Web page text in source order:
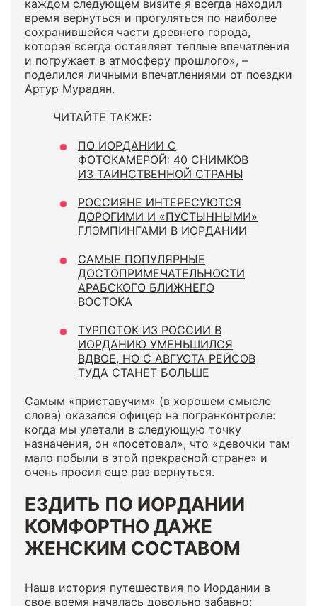
каждом следующем визите я всегда находил
время вернуться и прогуляться по наиболее
сохранившейся части древнего города,
которая всегда оставляет теплые впечатления
и погружает в атмосферу прошлого», –
поделился личными впечатлениями от поездки
Артур Мурадян.
ЧИТАЙТЕ ТАКЖЕ:
ПО ИОРДАНИИ С
ФОТОКАМЕРОЙ: 40 СНИМКОВ
ИЗ ТАИНСТВЕННОЙ СТРАНЫ
РОССИЯНЕ ИНТЕРЕСУЮТСЯ
ДОРОГИМИ И «ПУСТЫННЫМИ»
ГЛЭМПИНГАМИ В ИОРДАНИИ
САМЫЕ ПОПУЛЯРНЫЕ
ДОСТОПРИМЕЧАТЕЛЬНОСТИ
АРАБСКОГО БЛИЖНЕГО
ВОСТОКА
ТУРПОТОК ИЗ РОССИИ В
ИОРДАНИЮ УМЕНЬШИЛСЯ
ВДВОЕ, НО С АВГУСТА РЕЙСОВ
ТУДА СТАНЕТ БОЛЬШЕ
Самым «приставучим» (в хорошем смысле
слова) оказался офицер на погранконтроле:
когда мы улетали в следующую точку
назначения, он «посетовал», что «девочки там
мало побыли в этой прекрасной стране» и
очень просил еще раз вернуться.
ЕЗДИТЬ ПО ИОРДАНИИ
КОМФОРТНО ДАЖЕ
ЖЕНСКИМ СОСТАВОМ
Наша история путешествия по Иордании в
свое время началась довольно забавно: